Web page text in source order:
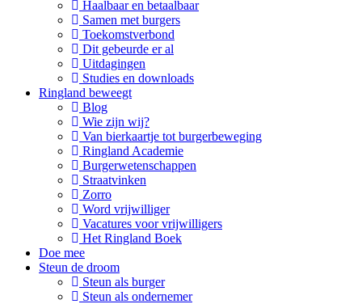
Haalbaar en betaalbaar
Samen met burgers
Toekomstverbond
Dit gebeurde er al
Uitdagingen
Studies en downloads
Ringland beweegt
Blog
Wie zijn wij?
Van bierkaartje tot burgerbeweging
Ringland Academie
Burgerwetenschappen
Straatvinken
Zorro
Word vrijwilliger
Vacatures voor vrijwilligers
Het Ringland Boek
Doe mee
Steun de droom
Steun als burger
Steun als ondernemer